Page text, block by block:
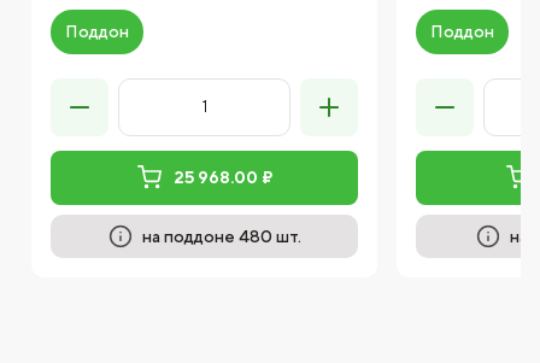
Поддон
25 968.00 ₽
на поддоне 480 шт.
Поддон
на